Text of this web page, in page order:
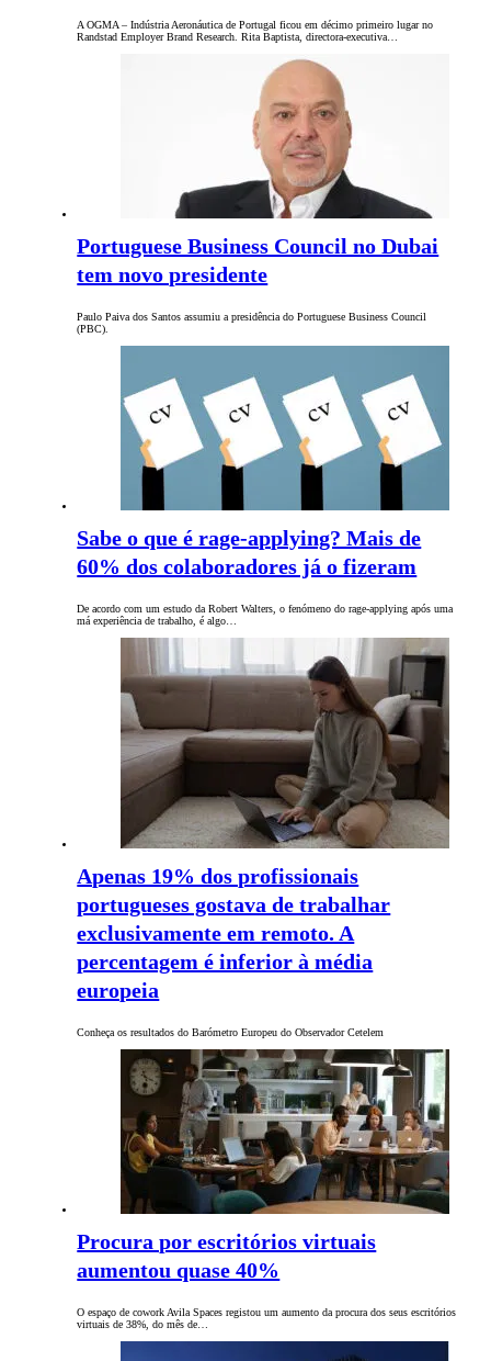
A OGMA – Indústria Aeronáutica de Portugal ficou em décimo primeiro lugar no
Randstad Employer Brand Research. Rita Baptista, directora-executiva…
Portuguese Business Council no Dubai
tem novo presidente
Paulo Paiva dos Santos assumiu a presidência do Portuguese Business Council
(PBC).
Sabe o que é rage-applying? Mais de
60% dos colaboradores já o fizeram
De acordo com um estudo da Robert Walters, o fenómeno do rage-applying após uma
má experiência de trabalho, é algo…
Apenas 19% dos profissionais
portugueses gostava de trabalhar
exclusivamente em remoto. A
percentagem é inferior à média
europeia
Conheça os resultados do Barómetro Europeu do Observador Cetelem
Procura por escritórios virtuais
aumentou quase 40%
O espaço de cowork Avila Spaces registou um aumento da procura dos seus escritórios
virtuais de 38%, do mês de…